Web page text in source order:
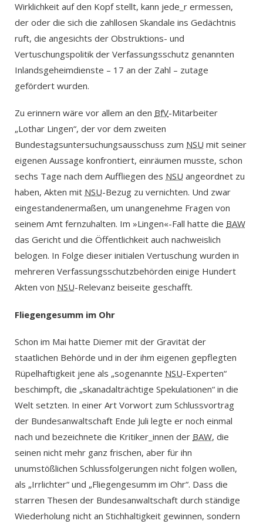
Wirklichkeit auf den Kopf stellt, kann jede_r ermessen,
der oder die sich die zahllosen Skandale ins Gedächtnis
ruft, die angesichts der Obstruktions- und
Vertuschungspolitik der Verfassungsschutz genannten
Inlandsgeheimdienste – 17 an der Zahl – zutage
gefördert wurden.
Zu erinnern wäre vor allem an den BfV-Mitarbeiter
„Lothar Lingen“, der vor dem zweiten
Bundestagsuntersuchungsausschuss zum NSU mit seiner
eigenen Aussage konfrontiert, einräumen musste, schon
sechs Tage nach dem Auffliegen des NSU angeordnet zu
haben, Akten mit NSU-Bezug zu vernichten. Und zwar
eingestandenermaßen, um unangenehme Fragen von
seinem Amt fernzuhalten. Im »Lingen«-Fall hatte die BAW
das Gericht und die Öffentlichkeit auch nachweislich
belogen. In Folge dieser initialen Vertuschung wurden in
mehreren Verfassungsschutzbehörden einige Hundert
Akten von NSU-Relevanz beiseite geschafft.
Fliegengesumm im Ohr
Schon im Mai hatte Diemer mit der Gravität der
staatlichen Behörde und in der ihm eigenen gepflegten
Rüpelhaftigkeit jene als „sogenannte NSU-Experten“
beschimpft, die „skanadalträchtige Spekulationen“ in die
Welt setzten. In einer Art Vorwort zum Schlussvortrag
der Bundesanwaltschaft Ende Juli legte er noch einmal
nach und bezeichnete die Kritiker_innen der BAW, die
seinen nicht mehr ganz frischen, aber für ihn
unumstößlichen Schlussfolgerungen nicht folgen wollen,
als „Irrlichter“ und „Fliegengesumm im Ohr“. Dass die
starren Thesen der Bundesanwaltschaft durch ständige
Wiederholung nicht an Stichhaltigkeit gewinnen, sondern